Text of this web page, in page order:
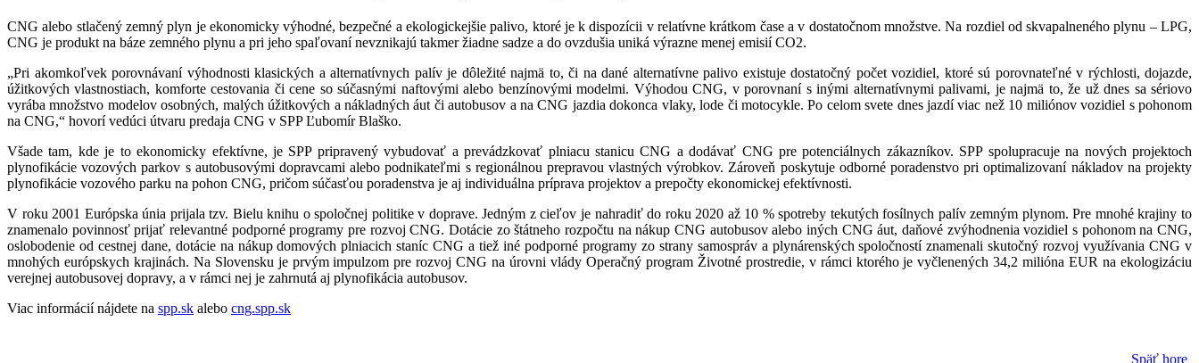
CNG alebo stlačený zemný plyn je ekonomicky výhodné, bezpečné a ekologickejšie palivo, ktoré je k dispozícii v relatívne krátkom čase a v dostatočnom množstve. Na rozdiel od skvapalneného plynu – LPG,
CNG je produkt na báze zemného plynu a pri jeho spaľovaní nevznikajú takmer žiadne sadze a do ovzdušia uniká výrazne menej emisií CO2.
„Pri akomkoľvek porovnávaní výhodnosti klasických a alternatívnych palív je dôležité najmä to, či na dané alternatívne palivo existuje dostatočný počet vozidiel, ktoré sú porovnateľné v rýchlosti, dojazde,
úžitkových vlastnostiach, komforte cestovania či cene so súčasnými naftovými alebo benzínovými modelmi. Výhodou CNG, v porovnaní s inými alternatívnymi palivami, je najmä to, že už dnes sa sériovo
vyrába množstvo modelov osobných, malých úžitkových a nákladných áut či autobusov a na CNG jazdia dokonca vlaky, lode či motocykle. Po celom svete dnes jazdí viac než 10 miliónov vozidiel s pohonom
na CNG,“ hovorí vedúci útvaru predaja CNG v SPP Ľubomír Blaško.
Všade tam, kde je to ekonomicky efektívne, je SPP pripravený vybudovať a prevádzkovať plniacu stanicu CNG a dodávať CNG pre potenciálnych zákazníkov. SPP spolupracuje na nových projektoch
plynofikácie vozových parkov s autobusovými dopravcami alebo podnikateľmi s regionálnou prepravou vlastných výrobkov. Zároveň poskytuje odborné poradenstvo pri optimalizovaní nákladov na projekty
plynofikácie vozového parku na pohon CNG, pričom súčasťou poradenstva je aj individuálna príprava projektov a prepočty ekonomickej efektívnosti.
V roku 2001 Európska únia prijala tzv. Bielu knihu o spoločnej politike v doprave. Jedným z cieľov je nahradiť do roku 2020 až 10 % spotreby tekutých fosílnych palív zemným plynom. Pre mnohé krajiny to
znamenalo povinnosť prijať relevantné podporné programy pre rozvoj CNG. Dotácie zo štátneho rozpočtu na nákup CNG autobusov alebo iných CNG áut, daňové zvýhodnenia vozidiel s pohonom na CNG,
oslobodenie od cestnej dane, dotácie na nákup domových plniacich staníc CNG a tiež iné podporné programy zo strany samospráv a plynárenských spoločností znamenali skutočný rozvoj využívania CNG v
mnohých európskych krajinách. Na Slovensku je prvým impulzom pre rozvoj CNG na úrovni vlády Operačný program Životné prostredie, v rámci ktorého je vyčlenených 34,2 milióna EUR na ekologizáciu
verejnej autobusovej dopravy, a v rámci nej je zahrnutá aj plynofikácia autobusov.
Viac informácií nájdete na spp.sk alebo cng.spp.sk
Späť hore